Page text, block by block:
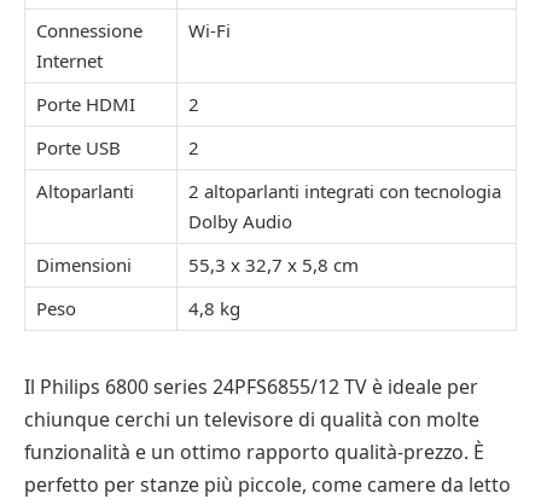
Connessione
Internet
Wi-Fi
Porte HDMI
2
Porte USB
2
Altoparlanti
2 altoparlanti integrati con tecnologia
Dolby Audio
Dimensioni
55,3 x 32,7 x 5,8 cm
Peso
4,8 kg
Il Philips 6800 series 24PFS6855/12 TV è ideale per
chiunque cerchi un televisore di qualità con molte
funzionalità e un ottimo rapporto qualità-prezzo. È
perfetto per stanze più piccole, come camere da letto